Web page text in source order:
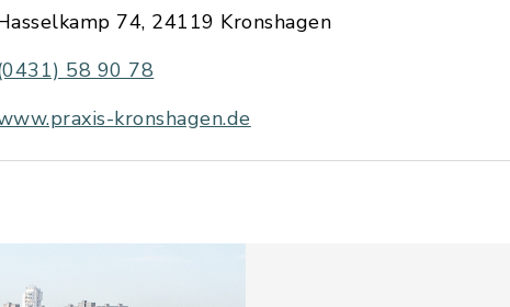
74, 24119 Kronshagen
58 90 78
kronshagen.de